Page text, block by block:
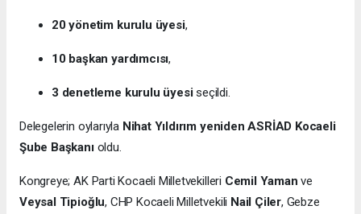
20 yönetim kurulu üyesi,
10 başkan yardımcısı,
3 denetleme kurulu üyesiseçildi.
Delegelerin oylarıyla Nihat Yıldırım yeniden ASRİAD Kocaeli
Şube Başkanıoldu.
Kongreye; AK Parti Kocaeli Milletvekilleri Cemil Yaman ve
Veysal Tipioğlu, CHP Kocaeli Milletvekili Nail Çiler, Gebze